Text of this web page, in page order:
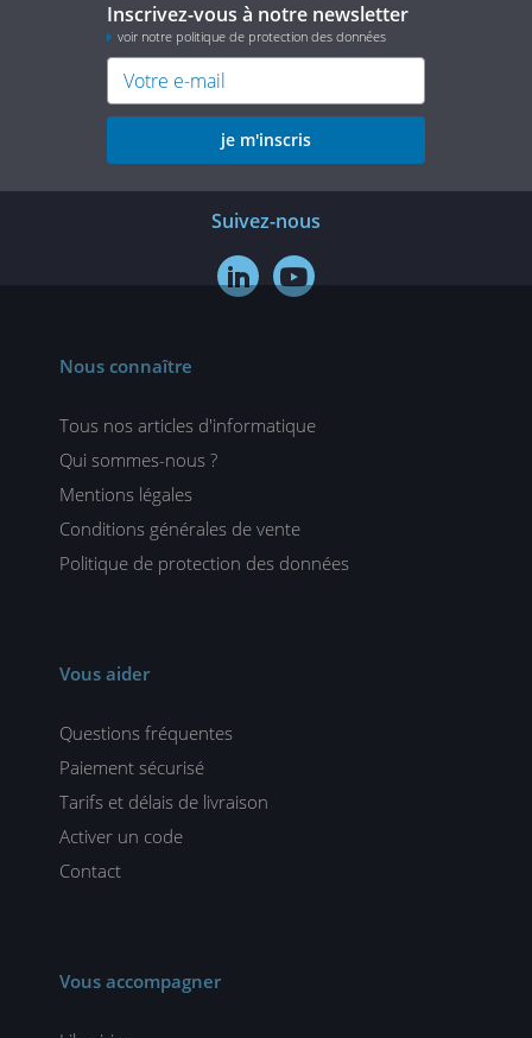
Inscrivez-vous à notre newsletter
voir notre politique de protection des données
je m'inscris
Suivez-nous
 
Nous connaître
Tous nos articles d'informatique
Qui sommes-nous ?
Mentions légales
Conditions générales de vente
Politique de protection des données
Vous aider
Questions fréquentes
Paiement sécurisé
Tarifs et délais de livraison
Activer un code
Contact
Vous accompagner